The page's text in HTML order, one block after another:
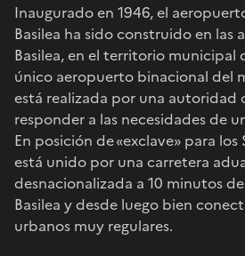
Inaugurado en 1946, el
Basilea ha sido construido en las
Basilea, en el territorio municipal
único aeropuerto binacional del
está realizada por una autoridad
responder a las necesidades de
En posición de «exclave» para
está unido por una carretera
desnacionalizada a 10 minutos
Basilea y desde luego bien
urbanos muy regulares.